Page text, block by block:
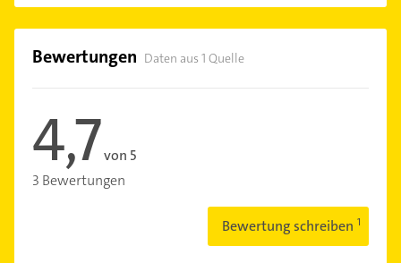
Bewertungen Daten aus 1 Quelle
4,7von 5
3 Bewertungen
Bewertung schreiben